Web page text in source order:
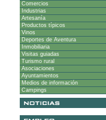
Comercios
Industrias
Artesanía
Productos típicos
Vinos
Deportes de Aventura
Inmobiliaria
Visitas guiadas
Turismo rural
Asociaciones
Ayuntamientos
Medios de información
Campings